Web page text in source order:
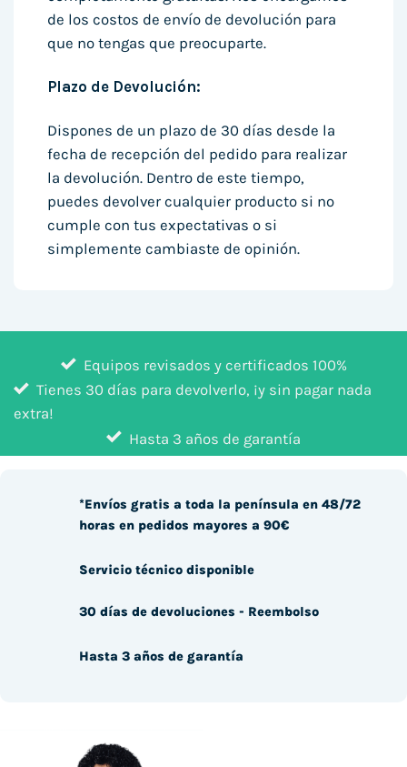
de los costos de envío de devolución para
que no tengas que preocuparte.
Plazo de Devolución:
Dispones de un plazo de 30 días desde la
fecha de recepción del pedido para realizar
la devolución. Dentro de este tiempo,
puedes devolver cualquier producto si no
cumple con tus expectativas o si
simplemente cambiaste de opinión.
Equipos revisados y certificados 100%
Tienes 30 días para devolverlo, ¡y sin pagar nada
extra!
Hasta 3 años de garantía
*Envíos gratis a toda la península en 48/72
horas en pedidos mayores a 90€
Servicio técnico disponible
30 días de devoluciones - Reembolso
Hasta 3 años de garantía